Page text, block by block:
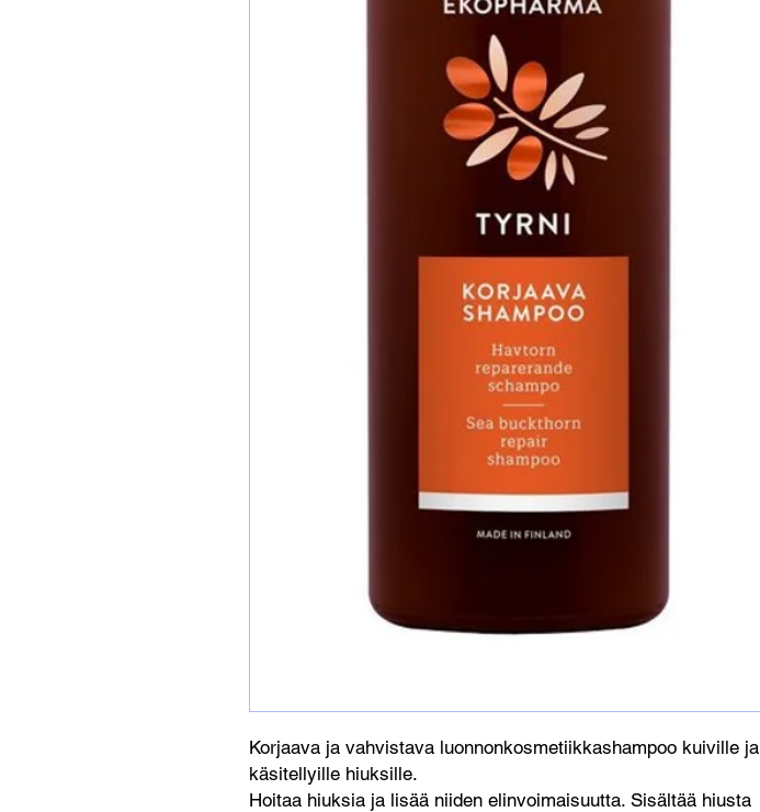
Korjaava ja vahvistava luonnonkosmetiikkashampoo kuiville ja
käsitellyille hiuksille.
Hoitaa hiuksia ja lisää niiden elinvoimaisuutta. Sisältää hiusta